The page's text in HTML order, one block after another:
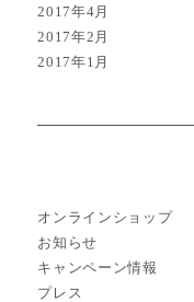
2017年4月
2017年2月
2017年1月
オンラインショップ
お知らせ
キャンペーン情報
プレス